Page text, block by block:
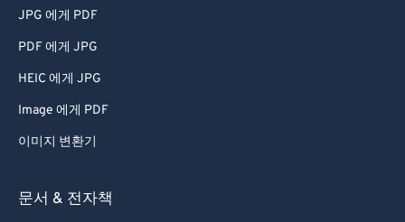
JPG 에게 PDF
PDF 에게 JPG
HEIC 에게 JPG
Image 에게 PDF
이미지 변환기
문서 & 전자책